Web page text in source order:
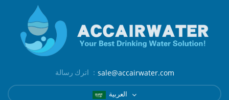
اترك رسالة ： sale@accairwater.com